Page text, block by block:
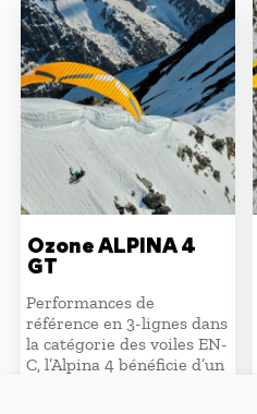
Ozone ALPINA 4
GT
Performances de
référence en 3-lignes dans
la catégorie des voiles EN-
C, l’Alpina 4 bénéficie d’un